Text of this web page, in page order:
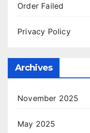
Order Failed
Privacy Policy
Archives
November 2025
May 2025